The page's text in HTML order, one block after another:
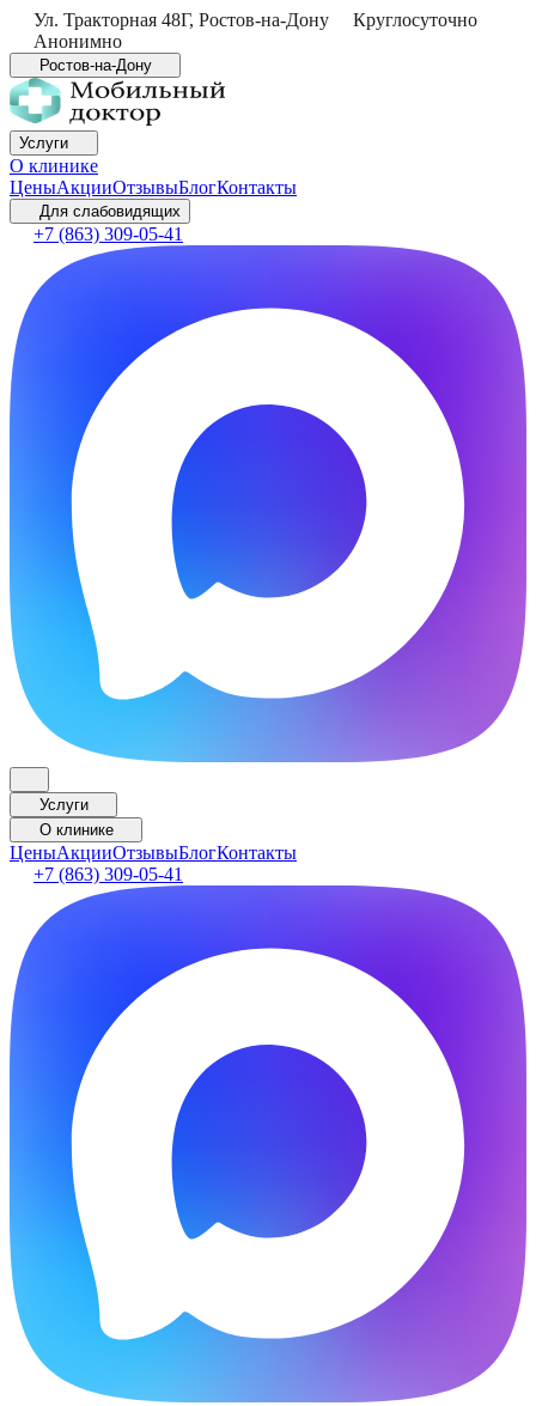
Ул. Тракторная 48Г, Ростов-на-Дону
Круглосуточно
Анонимно
Ростов-на-Дону
Услуги
О клинике
ЦеныАкцииОтзывыБлогКонтакты
Для слабовидящих
+7 (863) 309-05-41
Услуги
О клинике
ЦеныАкцииОтзывыБлогКонтакты
+7 (863) 309-05-41